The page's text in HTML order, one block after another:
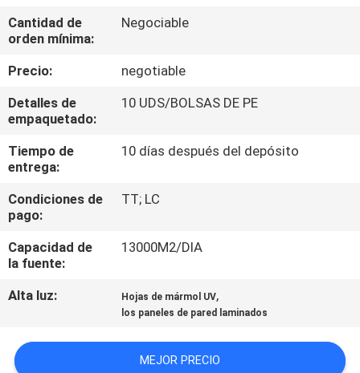
CONTROL
CALIDAD
ÉNTRENOS
EN
CONTACTO
CON
PIDA
UNA
Cantidad de
orden mínima:
Negociable
Precio:
negotiable
Detalles de
empaquetado:
10 UDS/BOLSAS DE PE
Tiempo de
entrega:
10 días después del depósito
Condiciones de
pago:
TT; LC
Capacidad de
la fuente:
13000M2/DIA
Alta luz: Hojas de mármol UV,
los paneles de pared laminados
MEJOR PRECIO